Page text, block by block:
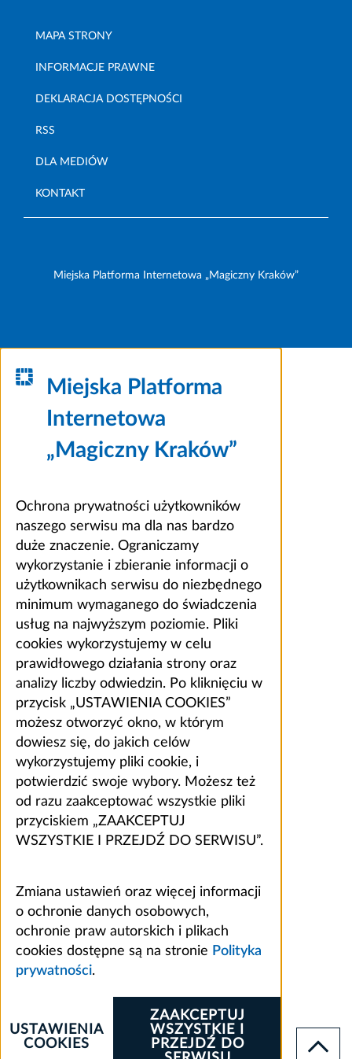
MAPA STRONY
INFORMACJE PRAWNE
DEKLARACJA DOSTĘPNOŚCI
RSS
DLA MEDIÓW
KONTAKT
Miejska Platforma Internetowa „Magiczny Kraków”
Miejska Platforma
Internetowa
„Magiczny Kraków”
Ochrona prywatności użytkowników
naszego serwisu ma dla nas bardzo
duże znaczenie. Ograniczamy
wykorzystanie i zbieranie informacji o
użytkownikach serwisu do niezbędnego
minimum wymaganego do świadczenia
usług na najwyższym poziomie. Pliki
cookies wykorzystujemy w celu
prawidłowego działania strony oraz
analizy liczby odwiedzin. Po kliknięciu w
przycisk „USTAWIENIA COOKIES”
możesz otworzyć okno, w którym
dowiesz się, do jakich celów
wykorzystujemy pliki cookie, i
potwierdzić swoje wybory. Możesz też
od razu zaakceptować wszystkie pliki
przyciskiem „ZAAKCEPTUJ
WSZYSTKIE I PRZEJDŹ DO SERWISU”.
Zmiana ustawień oraz więcej informacji
o ochronie danych osobowych,
ochronie praw autorskich i plikach
cookies dostępne są na stronie Polityka
prywatności.
ZAAKCEPTUJ
WSZYSTKIE I
PRZEJDŹ DO
USTAWIENIA
COOKIES